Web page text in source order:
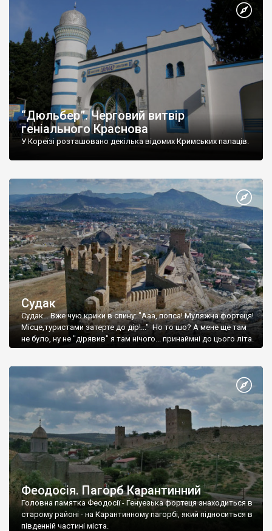
“Дюльбер”. Черговий витвір
геніального Краснова
У Кореїзі розташовано декілька відомих Кримських палаців.
Судак
Судак... Вже чую крики в спину: "Ааа, попса! Муляжна фортеця!
Місце,туристами затерте до дір!..." Но то шо? А мене ще там
не було, ну не "дірявив" я там нічого... принаймні до цього літа.
Феодосія. Пагорб Карантинний
Головна памятка Феодосії - Генуезька фортеця знаходиться в
старому районі - на Карантинному пагорбі, який підноситься в
південній частині міста.